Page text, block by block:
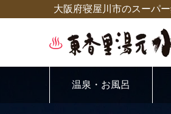
大阪府寝屋川市のスーパ
温泉・お風呂